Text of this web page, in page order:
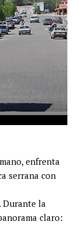
enfrenta
serrana con
Durante la
claro: